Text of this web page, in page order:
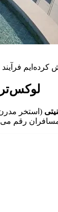
لوکس‌ترین و
(استخر